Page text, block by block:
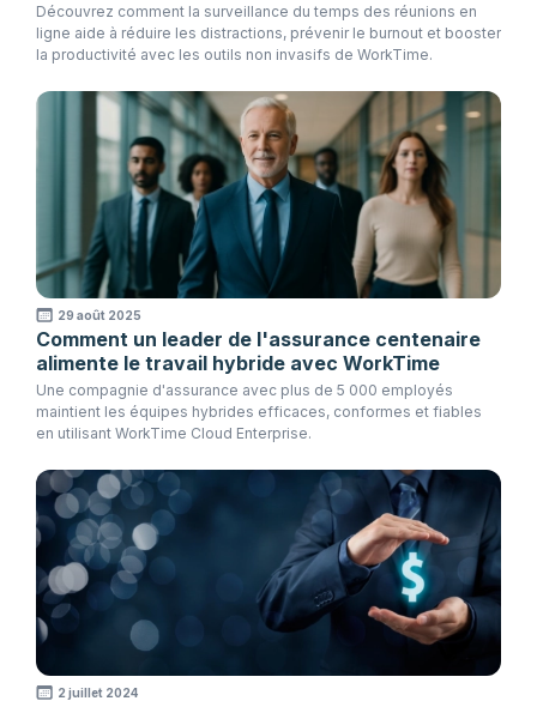
Découvrez comment la surveillance du temps des réunions en
ligne aide à réduire les distractions, prévenir le burnout et booster
la productivité avec les outils non invasifs de WorkTime.
29 août 2025
Comment un leader de l'assurance centenaire
alimente le travail hybride avec WorkTime
Une compagnie d'assurance avec plus de 5 000 employés
maintient les équipes hybrides efficaces, conformes et fiables
en utilisant WorkTime Cloud Enterprise.
2 juillet 2024